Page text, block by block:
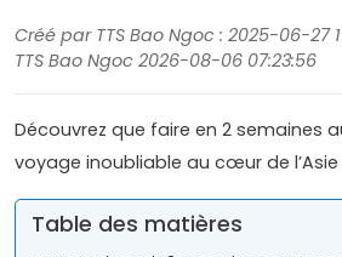
Créé par TTS Bao Ngoc : 2025-06-27
TTS Bao Ngoc 2026-08-06 07:23:56
Découvrez que faire en 2 semaines
voyage inoubliable au cœur de l’Asie
Table des matières